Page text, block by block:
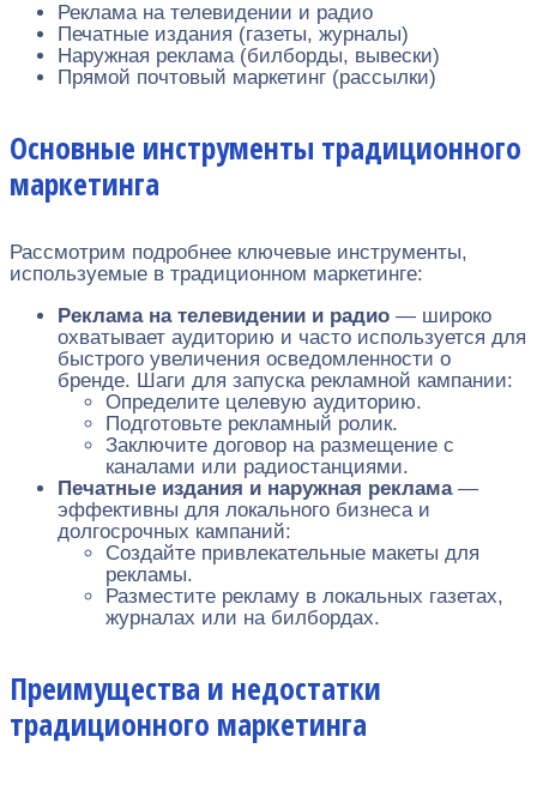
Реклама на телевидении и радио
Печатные издания (газеты, журналы)
Наружная реклама (билборды, вывески)
Прямой почтовый маркетинг (рассылки)
Основные инструменты традиционного
маркетинга
Рассмотрим подробнее ключевые инструменты,
используемые в традиционном маркетинге:
Реклама на телевидении и радио — широко
охватывает аудиторию и часто используется для
быстрого увеличения осведомленности о
бренде. Шаги для запуска рекламной кампании:
Определите целевую аудиторию.
Подготовьте рекламный ролик.
Заключите договор на размещение с
каналами или радиостанциями.
Печатные издания и наружная реклама—
эффективны для локального бизнеса и
долгосрочных кампаний:
Создайте привлекательные макеты для
рекламы.
Разместите рекламу в локальных газетах,
журналах или на билбордах.
Преимущества и недостатки
традиционного маркетинга